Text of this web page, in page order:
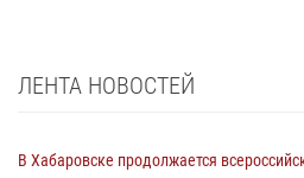
ЛЕНТА НОВОСТЕЙ
В Хабаровске продолжается